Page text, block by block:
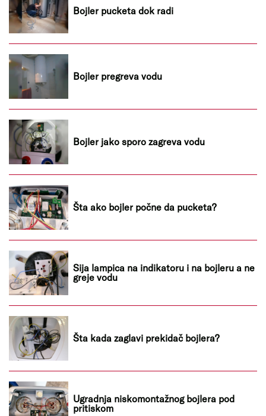
Bojler pucketa dok radi
Bojler pregreva vodu
Bojler jako sporo zagreva vodu
Šta ako bojler počne da pucketa?
Sija lampica na indikatoru i na bojleru a ne
greje vodu
Šta kada zaglavi prekidač bojlera?
Ugradnja niskomontažnog bojlera pod
pritiskom